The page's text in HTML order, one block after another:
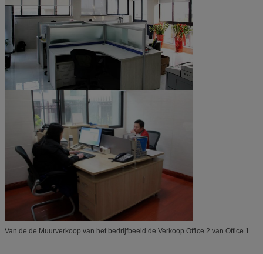
Van de de Muurverkoop van het bedrijfbeeld de Verkoop Office 2 van Office 1